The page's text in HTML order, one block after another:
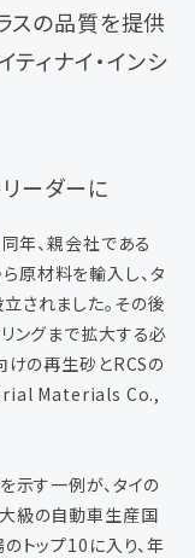
スの品質を提供
ィナイ・インシ
ーダーに
年、親会社である
原材料を輸入し、タ
されました。その後
ングまで拡大する必
けの再生砂とRCSの
Materials Co.,
示す一例が、タイの
級の自動車生産国
トップ10に入り、年